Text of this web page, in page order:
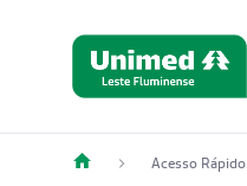
Acesso Rápido